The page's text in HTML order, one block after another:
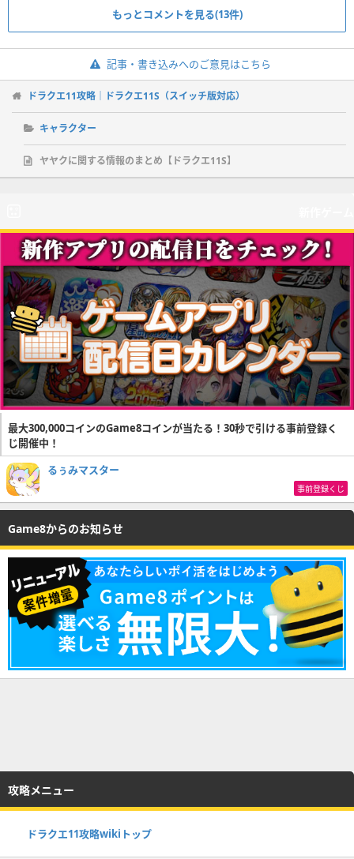
もっとコメントを見る(13件)
記事・書き込みへのご意見はこちら
ドラクエ11攻略｜ドラクエ11S（スイッチ版対応）
キャラクター
ヤヤクに関する情報のまとめ【ドラクエ11S】
最大300,000コインのGame8コインが当たる！30秒で引ける事前登録く
じ開催中！
るぅみマスター
事前登録くじ
Game8からのお知らせ
攻略メニュー
ドラクエ11攻略wikiトップ